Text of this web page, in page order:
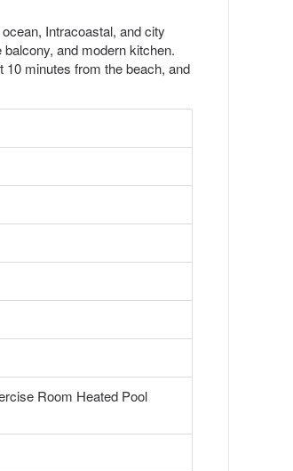
Intracoastal, and city
and modern kitchen.
minutes from the beach, and
Room Heated Pool